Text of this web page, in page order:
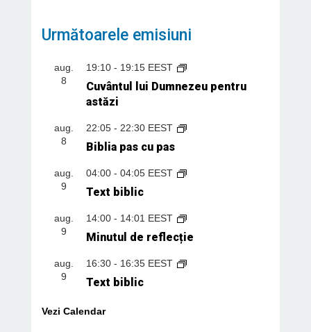
Următoarele emisiuni
aug.
8
19:10- 19:15 EEST
Cuvântul lui Dumnezeu pentru
astăzi
aug.
8
22:05- 22:30 EEST
Biblia pas cu pas
aug.
9
04:00- 04:05 EEST
Text biblic
aug.
9
14:00- 14:01 EEST
Minutul de reflecție
aug.
9
16:30- 16:35 EEST
Text biblic
Vezi Calendar